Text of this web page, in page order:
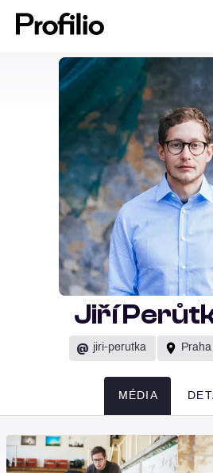
Jiří
@ jiri-perutka Praha
MÉDIA
Média